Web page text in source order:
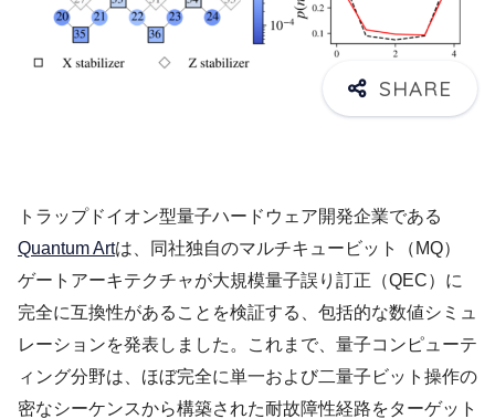
トラップドイオン型量子ハードウェア開発企業である
Quantum Artは、同社独自のマルチキュービット（MQ）
ゲートアーキテクチャが大規模量子誤り訂正（QEC）に
完全に互換性があることを検証する、包括的な数値シミュ
レーションを発表しました。これまで、量子コンピューテ
ィング分野は、ほぼ完全に単一および二量子ビット操作の
密なシーケンスから構築された耐故障性経路をターゲット